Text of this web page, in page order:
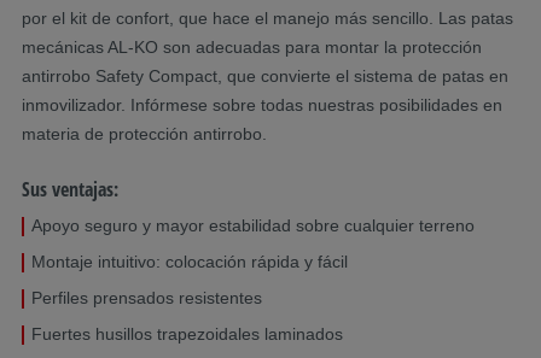
por el kit de confort, que hace el manejo más sencillo. Las patas
mecánicas AL-KO son adecuadas para montar la protección
antirrobo Safety Compact, que convierte el sistema de patas en
inmovilizador. Infórmese sobre todas nuestras posibilidades en
materia de protección antirrobo.
Sus ventajas:
Apoyo seguro y mayor estabilidad sobre cualquier terreno
Montaje intuitivo: colocación rápida y fácil
Perfiles prensados resistentes
Fuertes husillos trapezoidales laminados